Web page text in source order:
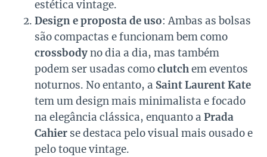
estética vintage.
Design e proposta de uso: Ambas as bolsas
são compactas e funcionam bem como
crossbodyno dia a dia, mas também
podem ser usadas comoclutchem eventos
noturnos. No entanto, a Saint Laurent Kate
tem um design mais minimalista e focado
na elegância clássica, enquanto a Prada
Cahier se destaca pelo visual mais ousado e
pelo toque vintage.